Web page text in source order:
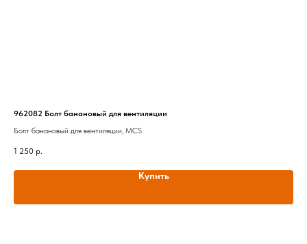
962082 Болт банановый для вентиляции
Болт банановый для вентиляции, MCS
1 250 р.
Купить